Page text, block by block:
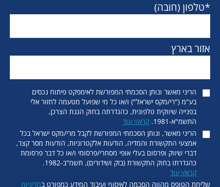
*טלפון (חובה)
אזור בארץ
הריני מאשר ונותן הסכמתי המפורשת לאימפקט פיתוח נכסים
בע"מ ("רי/מקס ישראל") ו/או כל מי שפועל מטעמה לחזור אלי
בפנייה שיווקית טלפונית, כהגדרתה בחוק הגנת הצרכן,
התשמ"א-1981.
קרא/י עוד
הריני מאשר, ונותן הסכמתי המפורשת לקבל מרי/מקס ישראל בכל
אמצעי התקשורת והמדיה, הודעות אלקטרוניות, הודעות מסר קצר,
דברי שיווק ופרסום בעלי אופי מסחרי/פרסומי ו/או כל דבר פרסומת
כהגדרתו בחוק התקשורת (בזק ושידורים), תשמ"ב-1982.
קרא/י עוד
שליחת הטופס מהווה הסכמה לאיסוף ועיבוד המידע כמפורט במדיניות